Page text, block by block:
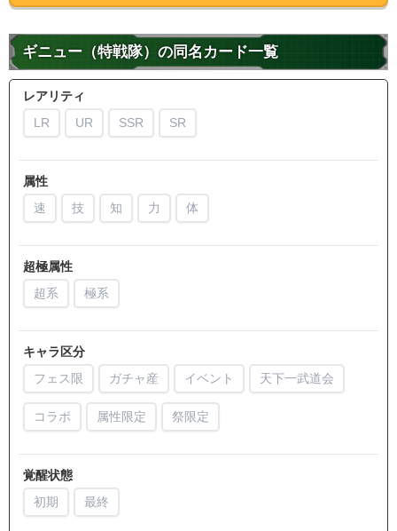
ギニュー（特戦隊）の同名カード一覧
レアリティ
LR
UR SSR SR
属性
速
技 知 力 体
超極属性
超系
極系
キャラ区分
フェス限
ガチャ産 イベント 天下一武道会
コラボ 属性限定 祭限定
覚醒状態
初期
最終